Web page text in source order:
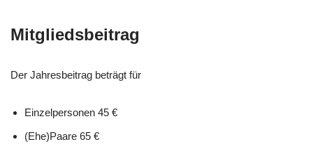
Mitgliedsbeitrag
Der Jahresbeitrag beträgt für
Einzelpersonen 45 €
(Ehe)Paare 65 €